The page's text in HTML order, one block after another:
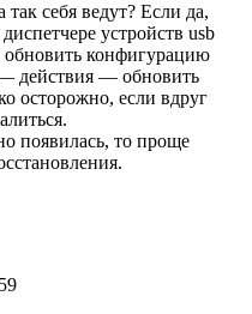
себя ведут? Если да,
устройств usb
обновить конфигурацию
действия — обновить
осторожно, если вдруг
появилась, то проще